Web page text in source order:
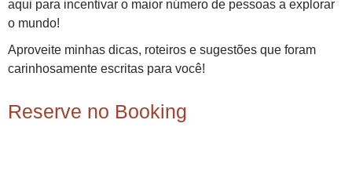
aqui para incentivar o maior número de pessoas a explorar
o mundo!
Aproveite minhas dicas, roteiros e sugestões que foram
carinhosamente escritas para você!
Reserve no Booking